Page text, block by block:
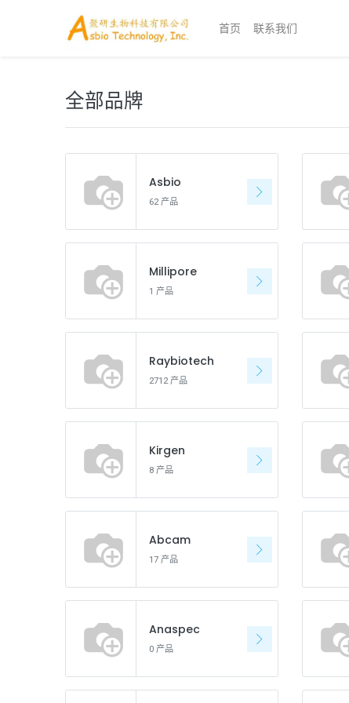
首页 联系我们
全部品牌
Asbio
62 产品
Millipore
1 产品
Raybiotech
2712 产品
Kirgen
8 产品
Abcam
17 产品
Anaspec
0 产品